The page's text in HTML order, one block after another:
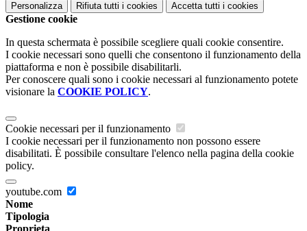
Personalizza Rifiuta tutti i cookies Accetta tutti i cookies
Gestione cookie
In questa schermata è possibile scegliere quali cookie consentire.
I cookie necessari sono quelli che consentono il funzionamento della
piattaforma e non è possibile disabilitarli.
Per conoscere quali sono i cookie necessari al funzionamento potete
visionare la COOKIE POLICY.
Cookie necessari per il funzionamento
I cookie necessari per il funzionamento non possono essere
disabilitati. È possibile consultare l'elenco nella pagina della cookie
policy.
youtube.com
Nome
Tipologia